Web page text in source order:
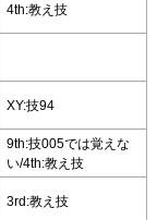
4th:教え技
XY:技94
9th:技005では覚えな
い/4th:教え技
3rd:教え技